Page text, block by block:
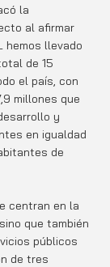
la
al afirmar
hemos llevado
de 15
el país, con
millones que
y
en igualdad
de
centran en la
que también
públicos
de tres